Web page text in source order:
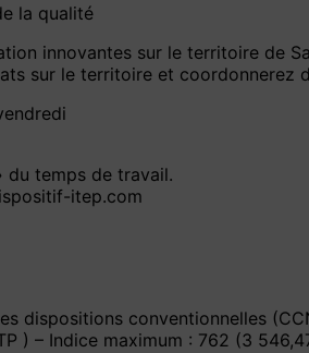
la qualité
innovantes sur le territoire de
sur le territoire et coordonnerez
du temps de travail.
itep.com
dispositions conventionnelles
) – Indice maximum : 762 (3